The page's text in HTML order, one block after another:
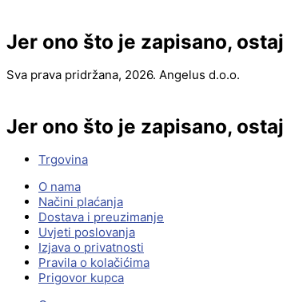
Jer ono što je zapisano,
Sva prava pridržana, 2026. Angelus d.o.o.
Jer ono što je zapisano,
Trgovina
O nama
Načini plaćanja
Dostava i preuzimanje
Uvjeti poslovanja
Izjava o privatnosti
Pravila o kolačićima
Prigovor kupca